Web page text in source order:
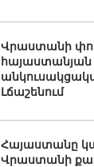
Վրաստանի
հայաստանյան
Լճաշենում
Հայաստանը
Վրաստանի